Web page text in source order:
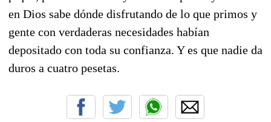
en Dios sabe dónde disfrutando de lo que primos y
gente con verdaderas necesidades habían
depositado con toda su confianza. Y es que nadie da
duros a cuatro pesetas.